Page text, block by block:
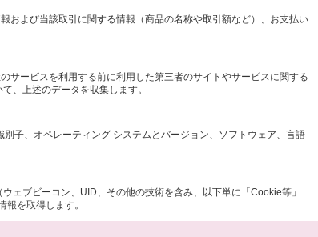
および当該取引に関する情報（商品の名称や取引額など）、お支払い
サービスを利用する前に利用した第三者のサイトやサービスに関する
、上述のデータを収集します。
子、オペレーティング システムとバージョン、ソフトウェア、言語
ェブビーコン、UID、その他の技術を含み、以下単に「Cookie等」
を取得します。